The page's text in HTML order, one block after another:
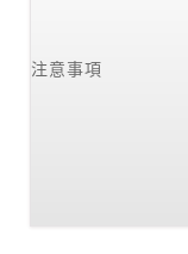
注意事項